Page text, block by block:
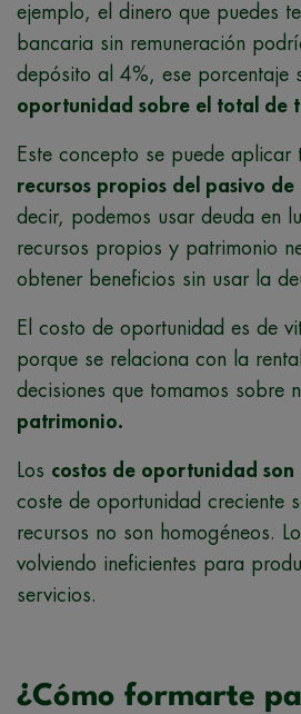
ejemplo, el dinero que puedes
bancaria sin remuneración
depósito al 4%, ese porcentaje
oportunidad sobre el total de
Este concepto se puede aplicar
recursos propios del pasivo de
decir, podemos usar deuda en
recursos propios y patrimonio
obtener beneficios sin usar la
El costo de oportunidad es de
porque se relaciona con la
decisiones que tomamos sobre
patrimonio.
Los costos de oportunidad son
coste de oportunidad creciente
recursos no son homogéneos.
volviendo ineficientes para
servicios.
¿Cómo formarte